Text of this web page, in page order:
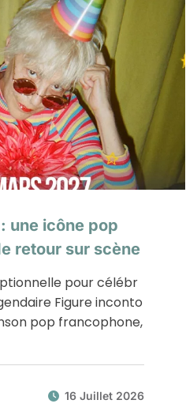
une icône pop
retour sur scène
pour célébr
Figure inconto
pop francophone,
16 Juillet 2026